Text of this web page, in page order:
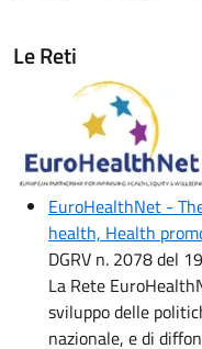
Le Reti
Immagine:
EuroHealthNet -
health, Health
DGRV n. 2078 del
La Rete
sviluppo delle
nazionale, e di